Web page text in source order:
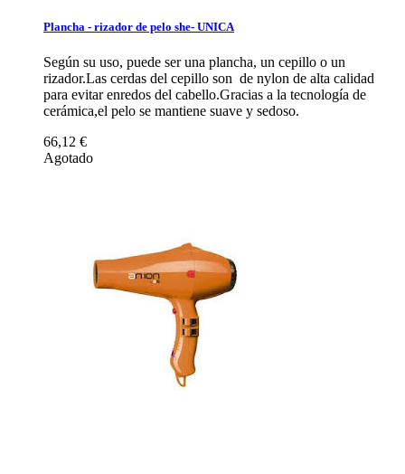
Plancha - rizador de pelo she- UNICA
Según su uso, puede ser una plancha, un cepillo o un
rizador.Las cerdas del cepillo son de nylon de alta calidad
para evitar enredos del cabello.Gracias a la tecnología de
cerámica,el pelo se mantiene suave y sedoso.
66,12 €
Agotado